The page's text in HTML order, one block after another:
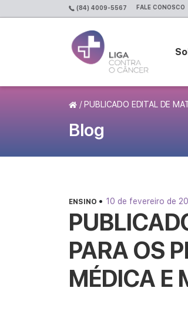
(84) 4009-5567 FALE CONOSCO
Página Inicial
/ PUBLICADO EDITAL DE
Blog
ENSINO • 10 de fevereiro de
PARA OS
MÉDICA E